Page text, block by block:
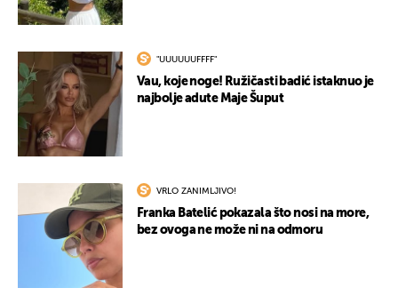
"UUUUUUFFFF"
Vau, koje noge! Ružičasti badić istaknuo je
najbolje adute Maje Šuput
VRLO ZANIMLJIVO!
Franka Batelić pokazala što nosi na more,
bez ovoga ne može ni na odmoru